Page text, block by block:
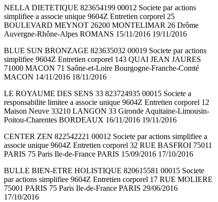
NELLA DIETETIQUE 823654199 00012 Societe par actions
simplifiee a associe unique 9604Z Entretien corporel 25
BOULEVARD MEYNOT 26200 MONTELIMAR 26 Drôme
Auvergne-Rhône-Alpes ROMANS 15/11/2016 19/11/2016
BLUE SUN BRONZAGE 823635032 00019 Societe par actions
simplifiee 9604Z Entretien corporel 143 QUAI JEAN JAURES
71000 MACON 71 Saône-et-Loire Bourgogne-Franche-Comté
MACON 14/11/2016 18/11/2016
LE ROYAUME DES SENS 33 823724935 00015 Societe a
responsabilite limitee a associe unique 9604Z Entretien corporel 12
Maison Neuve 33210 LANGON 33 Gironde Aquitaine-Limousin-
Poitou-Charentes BORDEAUX 16/11/2016 19/11/2016
CENTER ZEN 822542221 00012 Societe par actions simplifiee a
associe unique 9604Z Entretien corporel 32 RUE BASFROI 75011
PARIS 75 Paris Ile-de-France PARIS 15/09/2016 17/10/2016
BULLE BIEN-ETRE HOLISTIQUE 820615581 00015 Societe
par actions simplifiee 9604Z Entretien corporel 17 RUE MOLIERE
75001 PARIS 75 Paris Ile-de-France PARIS 29/06/2016
17/10/2016